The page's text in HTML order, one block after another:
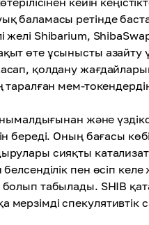
баламасы ретінде
желі Shibarium,
өте ұсынысты азайту
қолдану
мем-
және
береді. Оның бағасы
сияқты
пен өсіп
табылады. SHIB
спекулятивтік